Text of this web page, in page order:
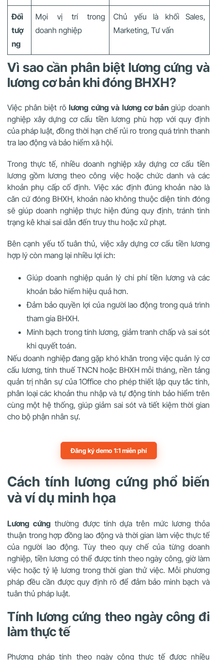
Đối
tượ
ng
Mọi vị trí trong
doanh nghiệp
Chủ yếu là khối Sales,
Marketing, Tư vấn
Vì sao cần phân biệt lương cứng và
lương cơ bản khi đóng BHXH?
Việc phân biệt rõlương cứng và lương cơ bảngiúp doanh
nghiệp xây dựng cơ cấu tiền lương phù hợp với quy định
của pháp luật, đồng thời hạn chế rủi ro trong quá trình thanh
tra lao động và bảo hiểm xã hội.
Trong thực tế, nhiều doanh nghiệp xây dựng cơ cấu tiền
lương gồm lương theo công việc hoặc chức danh và các
khoản phụ cấp cố định. Việc xác định đúng khoản nào là
căn cứ đóng BHXH, khoản nào không thuộc diện tính đóng
sẽ giúp doanh nghiệp thực hiện đúng quy định, tránh tình
trạng kê khai sai dẫn đến truy thu hoặc xử phạt.
Bên cạnh yếu tố tuân thủ, việc xây dựng cơ cấu tiền lương
hợp lý còn mang lại nhiều lợi ích:
Giúp doanh nghiệp quản lý chi phí tiền lương và các
khoản bảo hiểm hiệu quả hơn.
Đảm bảo quyền lợi của người lao động trong quá trình
tham gia BHXH.
Minh bạch trong tính lương, giảm tranh chấp và sai sót
khi quyết toán.
Nếu doanh nghiệp đang gặp khó khăn trong việc quản lý cơ
cấu lương, tính thuế TNCN hoặc BHXH mỗi tháng, nền tảng
quản trị nhân sự của 1Office cho phép thiết lập quy tắc tính,
phân loại các khoản thu nhập và tự động tính bảo hiểm trên
cùng một hệ thống, giúp giảm sai sót và tiết kiệm thời gian
cho bộ phận nhân sự.
Đăng ký demo 1:1 miễn phí
Cách tính lương cứng phổ biến
và ví dụ minh họa
Lương cứng thường được tính dựa trên mức lương thỏa
thuận trong hợp đồng lao động và thời gian làm việc thực tế
của người lao động. Tùy theo quy chế của từng doanh
nghiệp, tiền lương có thể được tính theo ngày công, giờ làm
việc hoặc tỷ lệ lương trong thời gian thử việc. Mỗi phương
pháp đều cần được quy định rõ để đảm bảo minh bạch và
tuân thủ pháp luật.
Tính lương cứng theo ngày công đi
làm thực tế
Phương pháp tính theo ngày công thực tế được nhiều